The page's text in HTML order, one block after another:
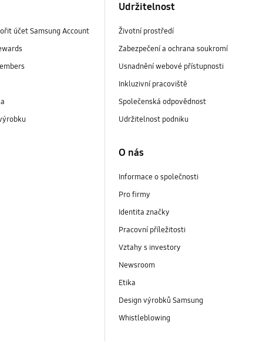
účet Samsung Account
Udržitelnost
Životní prostředí
Zabezpečení a ochrana soukromí
Usnadnění webové přístupnosti
Inkluzivní pracoviště
Společenská odpovědnost
Udržitelnost podniku
O nás
Informace o společnosti
Pro firmy
Identita značky
Pracovní příležitosti
Vztahy s investory
Newsroom
Etika
Design výrobků Samsung
Whistleblowing